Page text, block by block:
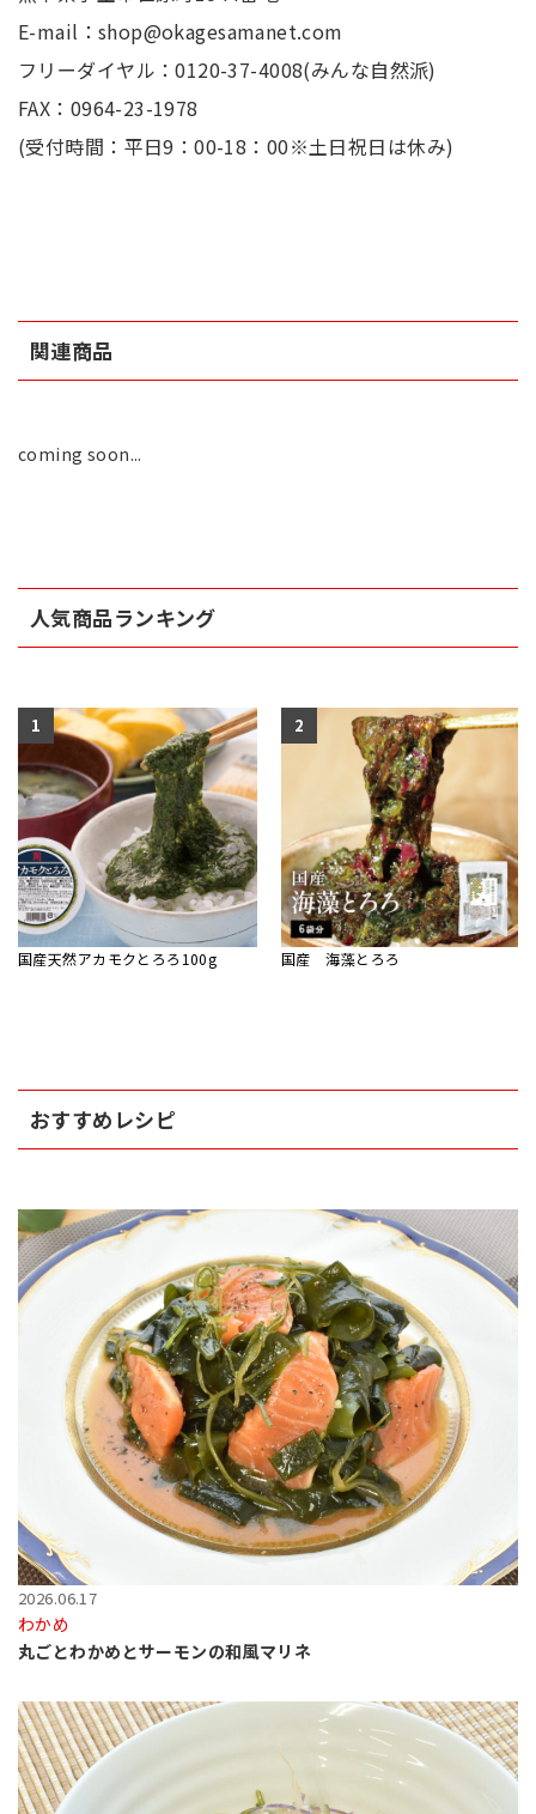
E-mail：shop@okagesamanet.com
フリーダイヤル：0120-37-4008(みんな自然派)
FAX：0964-23-1978
(受付時間：平日9：00-18：00※土日祝日は休み)
関連商品
coming soon...
人気商品ランキング
1
国産天然アカモクとろろ100g
2
国産 海藻とろろ
おすすめレシピ
2026.06.17
わかめ
丸ごとわかめとサーモンの和風マリネ